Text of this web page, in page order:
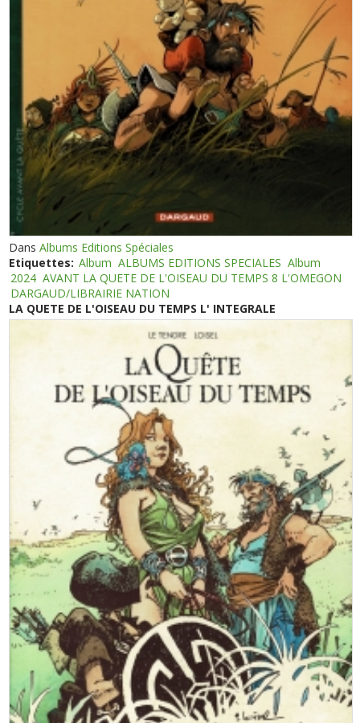
DansAlbums Editions Spéciales
Etiquettes: Album ALBUMS EDITIONS SPECIALES Album
2024 AVANT LA QUETE DE L'OISEAU DU TEMPS 8 L'OMEGON
DARGAUD/LIBRAIRIE NATION
LA QUETE DE L'OISEAU DU TEMPS L' INTEGRALE